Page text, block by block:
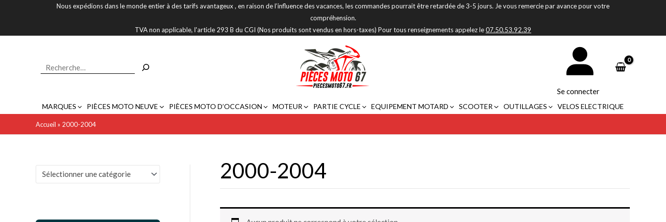
Nous expédions dans le monde entier à des tarifs avantageux , en raison de l’influence des vacances, les commandes pourrait être retardée de 3-5 jours. Je vous remercie par avance pour votre
compréhension.
TVA non applicable, l'article 293 B du CGI (Nos produits sont vendus en hors-taxes) Pour tous renseignements appelez le07.50.53.92.39
Se connecter
MARQUES PIÈCES MOTO NEUVE PIÈCES MOTO D’OCCASION MOTEUR PARTIE CYCLE EQUIPEMENT MOTARD SCOOTER OUTILLAGES VELOS ELECTRIQUE
Accueil » 2000-2004
Sélectionner une catégorie 2000-2004